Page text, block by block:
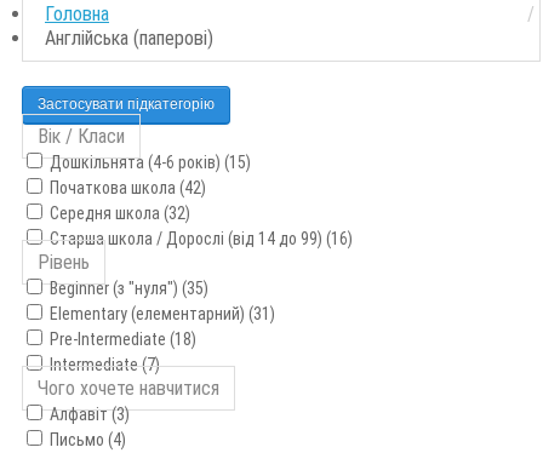
Головна
Англійська (паперові)
Застосувати підкатегорію
Вік / Класи
Дошкільнята (4-6 років) (15)
Початкова школа (42)
Середня школа (32)
Старша школа / Дорослі (від 14 до 99) (16)
Рівень
Beginner (з "нуля") (35)
Elementary (елементарний) (31)
Pre-Intermediate (18)
Intermediate (7)
Чого хочете навчитися
Алфавіт (3)
Письмо (4)